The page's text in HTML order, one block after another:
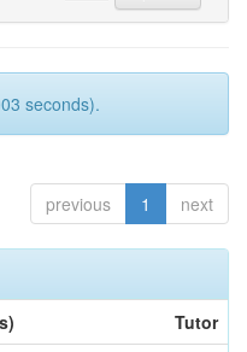
seconds).
previous 1 next
Tutor